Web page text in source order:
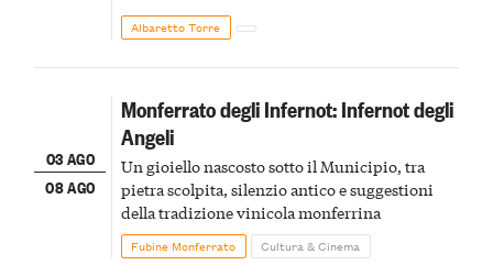
Albaretto Torre
03 AGO
08 AGO
Monferrato degli Infernot: Infernot degli
Angeli
Un gioiello nascosto sotto il Municipio, tra
pietra scolpita, silenzio antico e suggestioni
della tradizione vinicola monferrina
Fubine Monferrato Cultura & Cinema